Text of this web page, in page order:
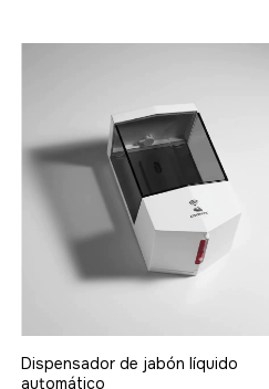
Dispensador de jabón líquido
automático